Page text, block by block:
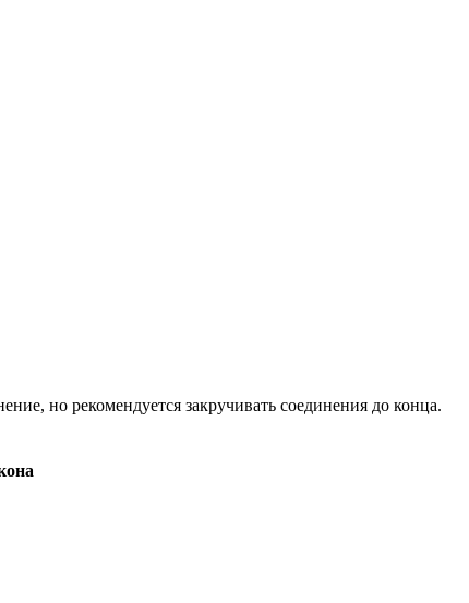
но рекомендуется закручивать соединения до конца.